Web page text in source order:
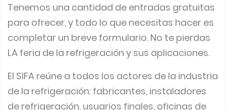
Tenemos una cantidad de entradas gratuitas
para ofrecer, y todo lo que necesitas hacer es
completar un breve formulario. No te pierdas
LA feria de la refrigeración y sus aplicaciones.
El SIFA reúne a todos los actores de la industria
de la refrigeración: fabricantes, instaladores
de refrigeración, usuarios finales, oficinas de